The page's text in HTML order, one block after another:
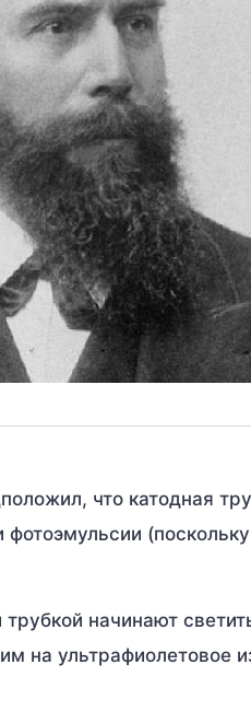
что катодная
начинают
на ультрафиолетовое